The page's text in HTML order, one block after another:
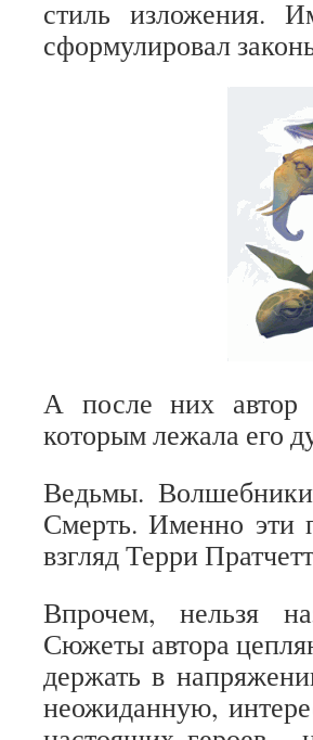
стиль изложения.
сформулировал
А после них автор
которым лежала его
Ведьмы.
Смерть. Именно эти
взгляд Терри
Впрочем, нельзя
Сюжеты автора
держать в
неожиданную,